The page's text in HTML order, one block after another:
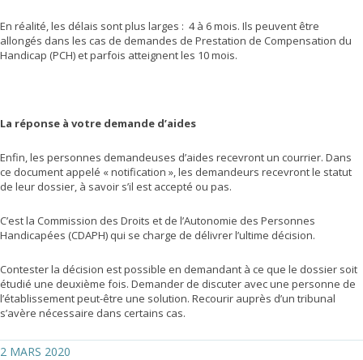
En réalité, les délais sont plus larges : 4 à 6 mois. Ils peuvent être
allongés dans les cas de demandes de Prestation de Compensation du
Handicap (PCH) et parfois atteignent les 10 mois.
La réponse à votre demande d’aides
Enfin, les personnes demandeuses d’aides recevront un courrier. Dans
ce document appelé « notification », les demandeurs recevront le statut
de leur dossier, à savoir s’il est accepté ou pas.
C’est la Commission des Droits et de l’Autonomie des Personnes
Handicapées (CDAPH) qui se charge de délivrer l’ultime décision.
Contester la décision est possible en demandant à ce que le dossier soit
étudié une deuxième fois. Demander de discuter avec une personne de
l’établissement peut-être une solution. Recourir auprès d’un tribunal
s’avère nécessaire dans certains cas.
2 MARS 2020